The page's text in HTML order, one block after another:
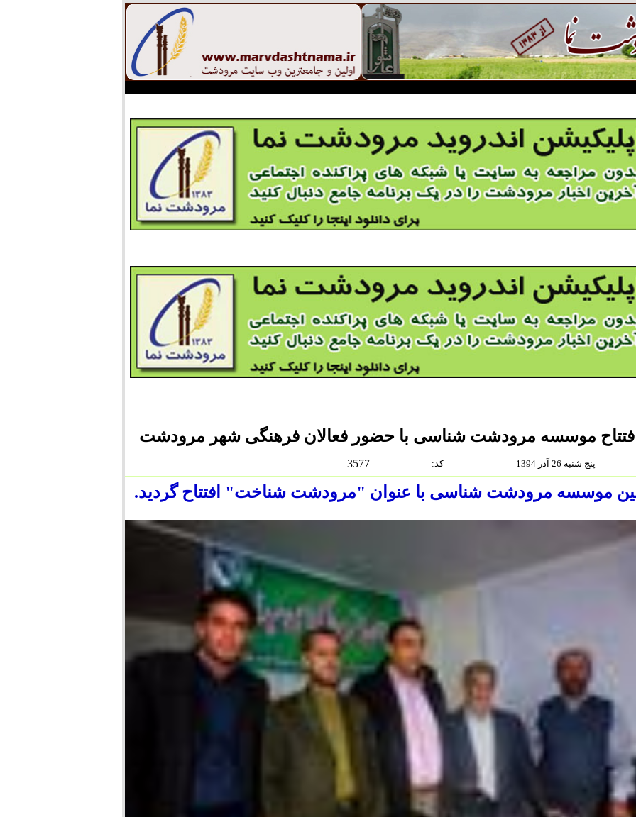
افتتاح موسسه مرودشت شناسی با حضور فعالان فرهنگی شهر مرودشت
3577 :كد پنج شنبه 26 آذر 1394
موسسه مرودشت شناسی با عنوان "مرودشت شناخت" افتتاح گردید.